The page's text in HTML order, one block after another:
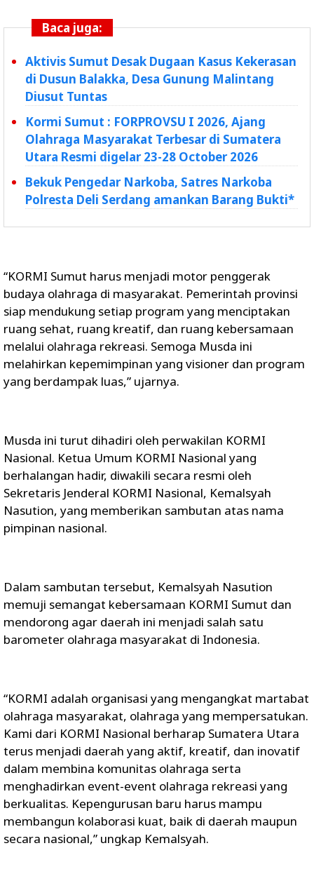
Baca juga:
Aktivis Sumut Desak Dugaan Kasus Kekerasan
di Dusun Balakka, Desa Gunung Malintang
Diusut Tuntas
Kormi Sumut : FORPROVSU I 2026, Ajang
Olahraga Masyarakat Terbesar di Sumatera
Utara Resmi digelar 23-28 October 2026
Bekuk Pengedar Narkoba, Satres Narkoba
Polresta Deli Serdang amankan Barang Bukti*
“KORMI Sumut harus menjadi motor penggerak
budaya olahraga di masyarakat. Pemerintah provinsi
siap mendukung setiap program yang menciptakan
ruang sehat, ruang kreatif, dan ruang kebersamaan
melalui olahraga rekreasi. Semoga Musda ini
melahirkan kepemimpinan yang visioner dan program
yang berdampak luas,” ujarnya.
Musda ini turut dihadiri oleh perwakilan KORMI
Nasional. Ketua Umum KORMI Nasional yang
berhalangan hadir, diwakili secara resmi oleh
Sekretaris Jenderal KORMI Nasional, Kemalsyah
Nasution, yang memberikan sambutan atas nama
pimpinan nasional.
Dalam sambutan tersebut, Kemalsyah Nasution
memuji semangat kebersamaan KORMI Sumut dan
mendorong agar daerah ini menjadi salah satu
barometer olahraga masyarakat di Indonesia.
“KORMI adalah organisasi yang mengangkat martabat
olahraga masyarakat, olahraga yang mempersatukan.
Kami dari KORMI Nasional berharap Sumatera Utara
terus menjadi daerah yang aktif, kreatif, dan inovatif
dalam membina komunitas olahraga serta
menghadirkan event-event olahraga rekreasi yang
berkualitas. Kepengurusan baru harus mampu
membangun kolaborasi kuat, baik di daerah maupun
secara nasional,” ungkap Kemalsyah.